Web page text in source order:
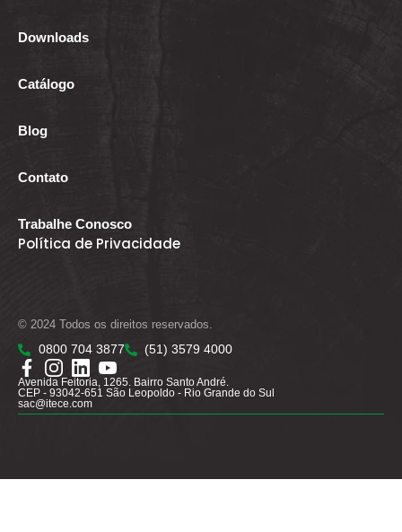
Downloads
Catálogo
Blog
Contato
Trabalhe Conosco
Política de Privacidade
© 2024 Todos os direitos reservados.
0800 704 3877 (51) 3579 4000
Avenida Feitoria, 1265. Bairro Santo André.
CEP - 93042-651 São Leopoldo - Rio Grande do Sul
sac@itece.com